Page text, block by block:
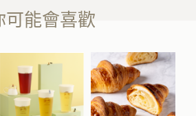
可能會喜歡